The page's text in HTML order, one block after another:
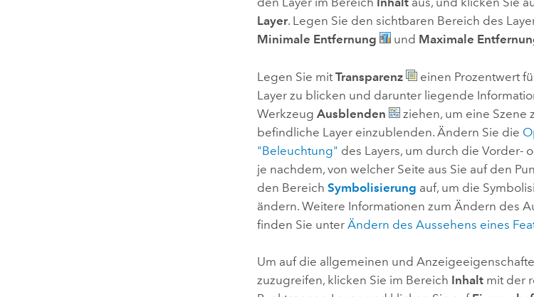
Layer. Legen Sie den sichtbaren Bereich des
Minimale Entfernung
und Maximale
Legen Sie mitTransparenz
einen Prozentwert
Layer zu blicken und darunter liegende
WerkzeugAusblenden
ziehen, um eine Szene
befindliche Layer einzublenden. Ändern Sie die
"Beleuchtung" des Layers, um durch die Vorder-
je nachdem, von welcher Seite aus Sie auf den
den BereichSymbolisierung auf, um die
ändern. Weitere Informationen zum Ändern des
finden Sie unterÄndern des Aussehens eines
Um auf die allgemeinen und
zuzugreifen, klicken Sie im Bereich Inhalt mit der